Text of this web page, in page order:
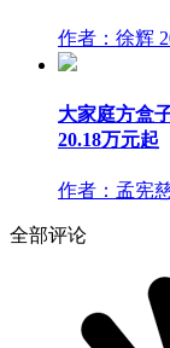
作者：徐辉
大家庭方盒
20.18万元起
作者：孟宪
全部评论